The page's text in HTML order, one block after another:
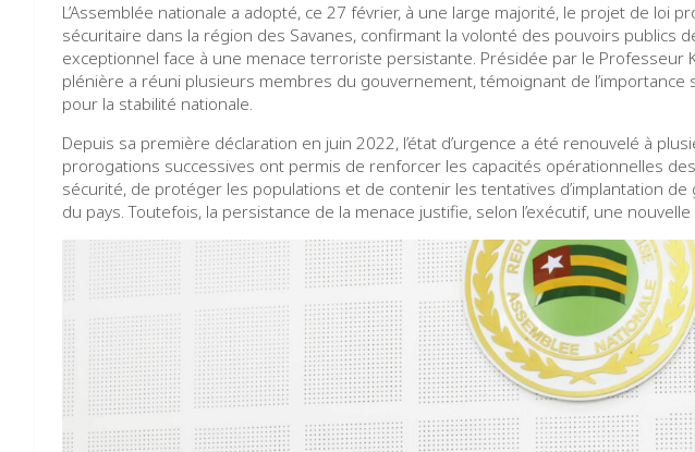
L’Assemblée nationale a adopté, ce 27 février, à une large majorité, le projet de loi
sécuritaire dans la région des Savanes, confirmant la volonté des pouvoirs publics
exceptionnel face à une menace terroriste persistante. Présidée par le Professeur
plénière a réuni plusieurs membres du gouvernement, témoignant de
pour la stabilité nationale.
Depuis sa première déclaration en juin 2022, l’état d’urgence a été renouvelé à
prorogations successives ont permis de renforcer les capacités opérationnelles
sécurité, de protéger les populations et de contenir les tentatives d’implantation
du pays. Toutefois, la persistance de la menace justifie, selon l’exécutif, une